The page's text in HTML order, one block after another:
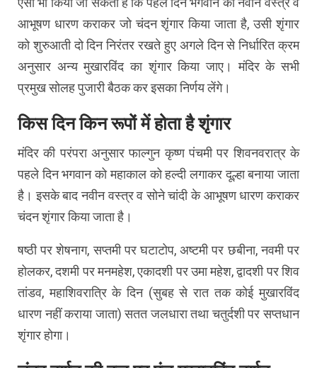
आभूषण धारण कराकर जो चंदन शृंगार किया जाता है, उसी शृंगार
को शुरुआती दो दिन निरंतर रखते हुए अगले दिन से निर्धारित क्रम
अनुसार अन्य मुखारविंद का शृंगार किया जाए। मंदिर के सभी
प्रमुख सोलह पुजारी बैठक कर इसका निर्णय लेंगे।
किस दिन किन रूपों में होता है शृंगार
मंदिर की परंपरा अनुसार फाल्गुन कृष्ण पंचमी पर शिवनवरात्र के
पहले दिन भगवान को महाकाल को हल्दी लगाकर दूल्हा बनाया जाता
है। इसके बाद नवीन वस्त्र व सोने चांदी के आभूषण धारण कराकर
चंदन शृंगार किया जाता है।
षष्ठी पर शेषनाग, सप्तमी पर घटाटोप, अष्टमी पर छबीना, नवमी पर
होलकर, दशमी पर मनमहेश, एकादशी पर उमा महेश, द्वादशी पर शिव
तांडव, महाशिवरात्रि के दिन (सुबह से रात तक कोई मुखारविंद
धारण नहीं कराया जाता) सतत जलधारा तथा चतुर्दशी पर सप्तधान
शृंगार होगा।